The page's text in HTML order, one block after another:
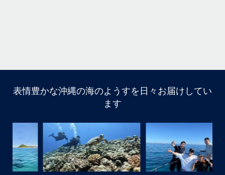
水中で呼吸ができる不思議な遊びはどうだっかな？！？！
ー
スポーツ科なので運動神経抜群
海況は荒れてましたが、2日間とも船出せたのは運がいい
ね！！
高校生でダイビングできるのは羨ましい！！！
なかなかできない経験
表情豊かな沖縄の海のようすを日々お届けしてい
ます